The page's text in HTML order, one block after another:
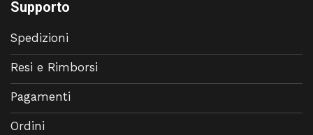
Supporto
Spedizioni
Resi e Rimborsi
Pagamenti
Ordini